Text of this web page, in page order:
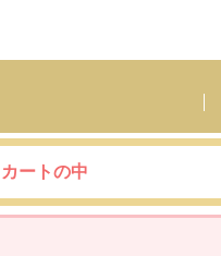
カートの中